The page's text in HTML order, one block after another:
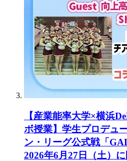
【産業能率大学×横浜
ボ授業】学生プロデュ
ン・リーグ公式戦「
2026年6月27日（土）